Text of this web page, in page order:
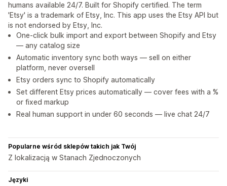
humans available 24/7. Built for Shopify certified. The term
'Etsy' is a trademark of Etsy, Inc. This app uses the Etsy API but
is not endorsed by Etsy, Inc.
One-click bulk import and export between Shopify and Etsy
— any catalog size
Automatic inventory sync both ways — sell on either
platform, never oversell
Etsy orders sync to Shopify automatically
Set different Etsy prices automatically — cover fees with a %
or fixed markup
Real human support in under 60 seconds — live chat 24/7
Popularne wśród sklepów takich jak Twój
Z lokalizacją w Stanach Zjednoczonych
Języki